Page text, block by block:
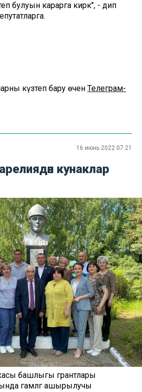
булуын карарга кирәк", - дип
күзәтеп бару өчен Телеграм-
16 июнь 2022 07:21
кунаклар
башлыгы грантлары
гамәлгә ашырылучы